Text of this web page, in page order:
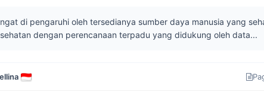
di pengaruhi oleh tersedianya sumber daya manusia yang
dengan perencanaan terpadu yang didukung oleh data...